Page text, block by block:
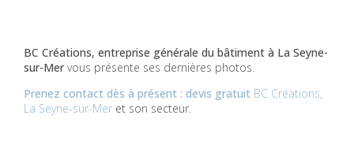
BC Créations, entreprise générale du bâtiment à La Seyne-
sur-Mervous présente ses dernières photos.
Prenez contact dès à présent : devis gratuit BC Créations,
La Seyne-sur-Mer et son secteur.